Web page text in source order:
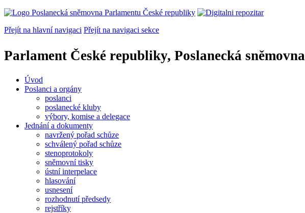
Přejít na hlavní navigaci Přejít na navigaci sekce
Parlament České republiky, Poslanecká sněmovna
Úvod
Poslanci a orgány
poslanci
poslanecké kluby
výbory, komise a delegace
Jednání a dokumenty
navržený pořad schůze
schválený pořad schůze
stenoprotokoly
sněmovní tisky
ústní interpelace
hlasování
usnesení
rozhodnutí předsedy
rejstříky